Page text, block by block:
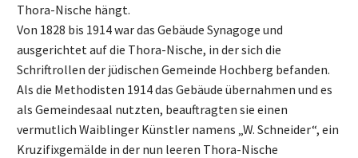
Thora-Nische hängt.
Von 1828 bis 1914 war das Gebäude Synagoge und
ausgerichtet auf die Thora-Nische, in der sich die
Schriftrollen der jüdischen Gemeinde Hochberg befanden.
Als die Methodisten 1914 das Gebäude übernahmen und es
als Gemeindesaal nutzten, beauftragten sie einen
vermutlich Waiblinger Künstler namens „W. Schneider“, ein
Kruzifixgemälde in der nun leeren Thora-Nische